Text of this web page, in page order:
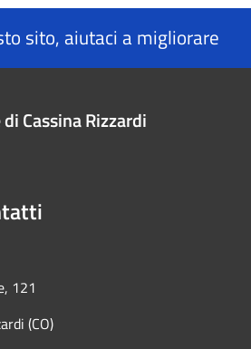
sito, aiutaci a migliorare
Cassina Rizzardi
121
(CO)